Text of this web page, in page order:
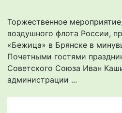
Торжественное
воздушного флота России,
«Бежица» в Брянске в
Почетными гостями
Советского Союза Иван
администрации ...